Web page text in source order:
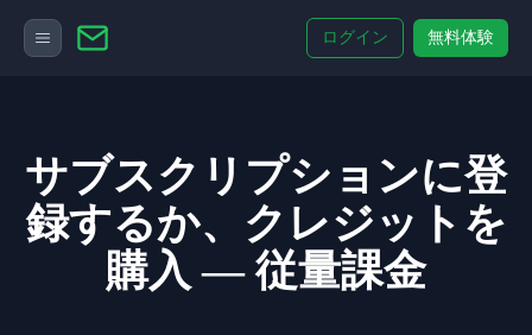
ログイン 無料体験
サブスクリプションに登
録するか、クレジットを
購入 — 従量課金